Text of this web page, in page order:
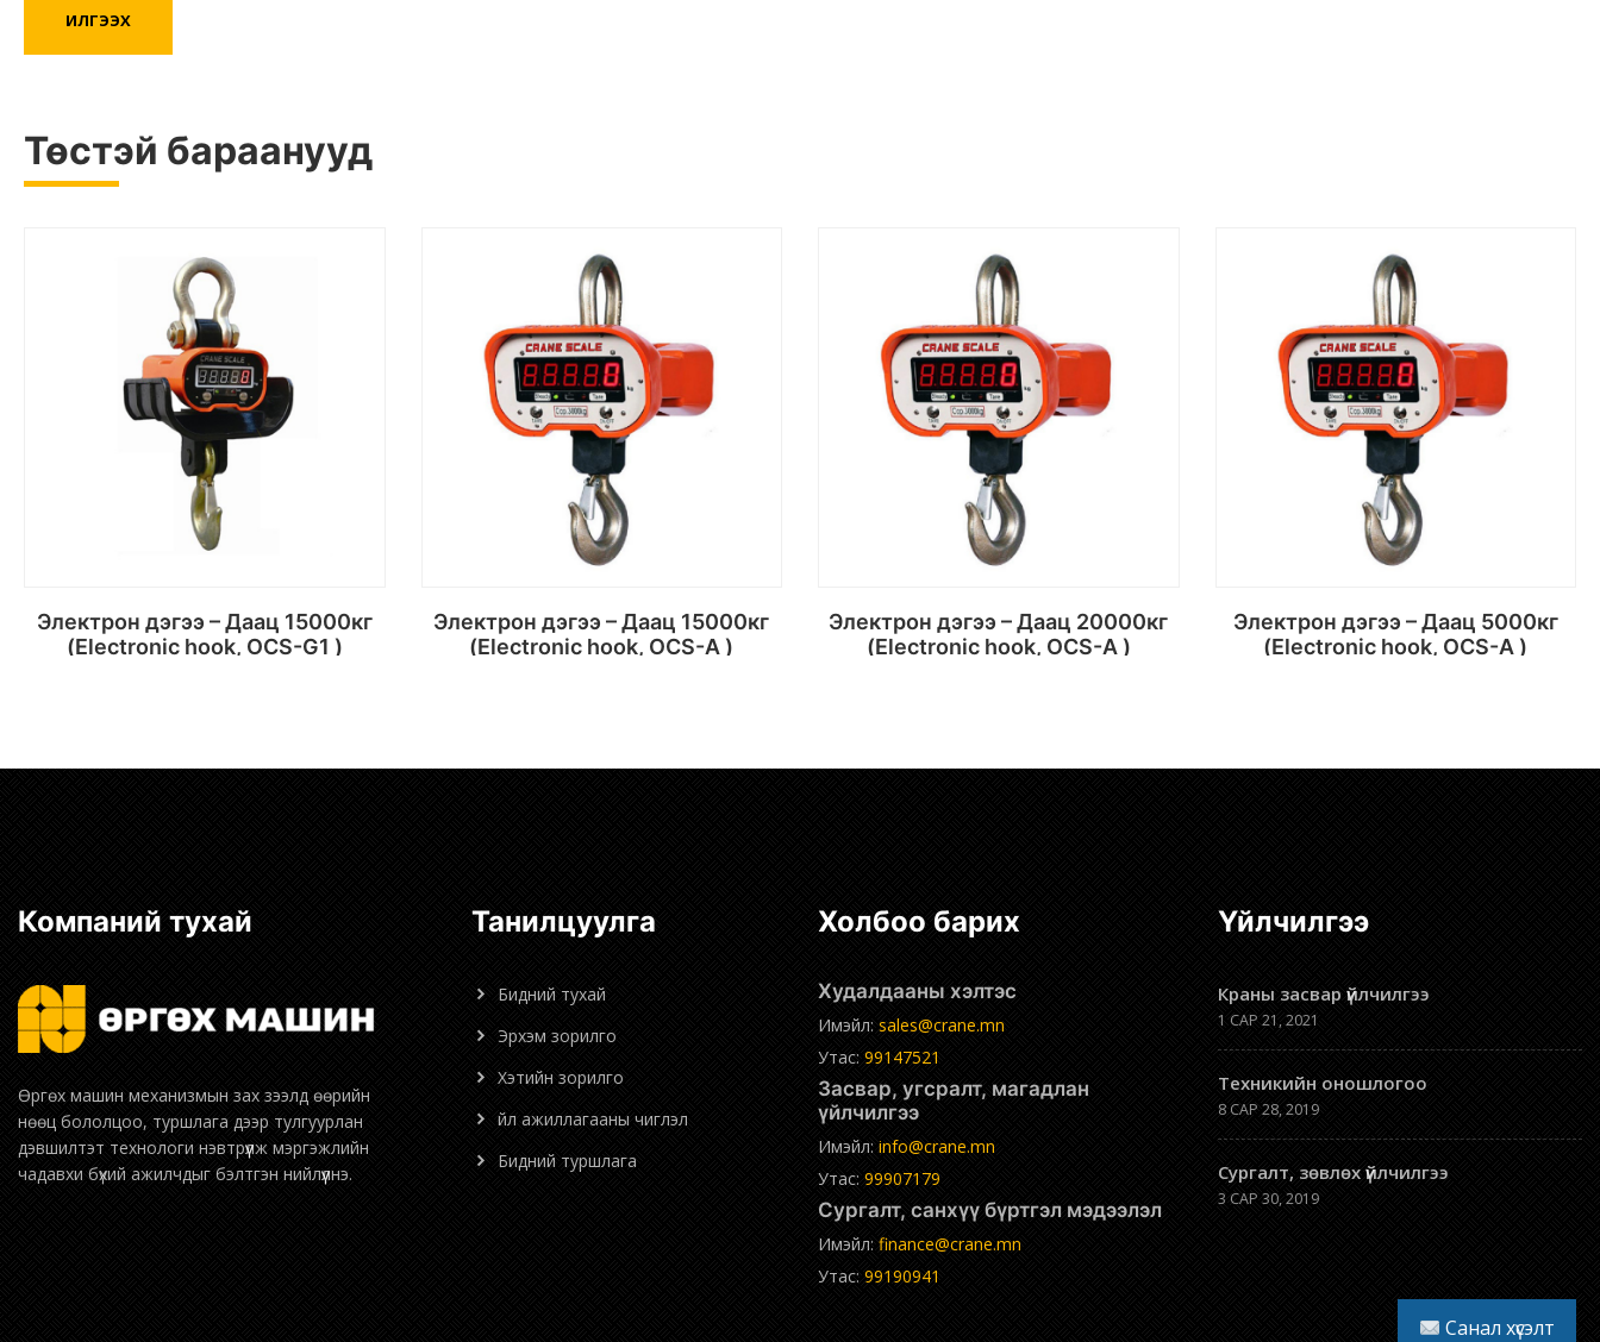
Төстэй бараанууд
Электрон дэгээ – Даац 15000кг
(Electronic hook, OCS-G1 )
Электрон дэгээ – Даац 15000кг
(Electronic hook, OCS-A )
Электрон дэгээ – Даац 20000кг
(Electronic hook, OCS-A )
Электрон дэгээ – Даац 5000кг
(Electronic hook, OCS-A )
Компаний тухай
Өргөх машин механизмын зах зээлд өөрийн
нөөц бололцоо, туршлага дээр тулгуурлан
дэвшилтэт технологи нэвтрүүлж мэргэжлийн
чадавхи бүхий ажилчдыг бэлтгэн нийлүүлнэ.
Танилцуулга
Бидний тухай
Эрхэм зорилго
Хэтийн зорилго
Үйл ажиллагааны чиглэл
Бидний туршлага
Холбоо барих
Худалдааны хэлтэс
Имэйл: sales@crane.mn
Утас: 99147521
Засвар, угсралт, магадлан
үйлчилгээ
Имэйл: info@crane.mn
Утас: 99907179
Сургалт, санхүү бүртгэл мэдээлэл
Имэйл: finance@crane.mn
Утас: 99190941
Үйлчилгээ
Краны засвар үйлчилгээ
1 САР 21, 2021
Техникийн оношлогоо
8 САР 28, 2019
Сургалт, зөвлөх үйлчилгээ
3 САР 30, 2019
Санал хүсэлт